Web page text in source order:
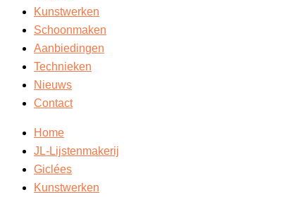
Kunstwerken
Schoonmaken
Aanbiedingen
Technieken
Nieuws
Contact
Home
JL-Lijstenmakerij
Giclées
Kunstwerken